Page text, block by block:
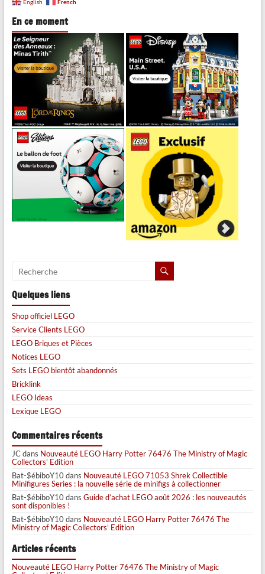
English French
En ce moment
Quelques liens
Shop officiel LEGO
Service Clients LEGO
LEGO Briques et Pièces
Notices LEGO
Sets LEGO bientôt abandonnés
Bricklink
LEGO Ideas
Lexique LEGO
Commentaires récents
JCdans Nouveauté LEGO Harry Potter 76476 The Ministry of Magic
Collectors’ Edition
Bat-$ébiboY10dans Nouveauté LEGO 71053 Shrek Collectible
Minifigures Series : la nouvelle série de minifigs à collectionner
Bat-$ébiboY10dans Guide d’achat LEGO août 2026 : les nouveautés
sont disponibles !
Bat-$ébiboY10dans Nouveauté LEGO Harry Potter 76476 The
Ministry of Magic Collectors’ Edition
Articles récents
Nouveauté LEGO Harry Potter 76476 The Ministry of Magic